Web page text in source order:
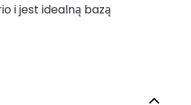
i jest idealną bazą